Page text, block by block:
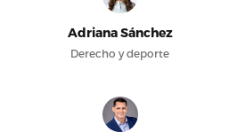
Adriana Sánchez
Derecho y deporte